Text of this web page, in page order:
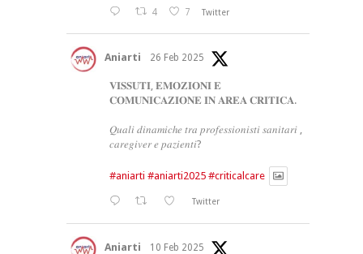
4 7 Twitter
Aniarti 26 Feb 2025
𝐕𝐈𝐒𝐒𝐔𝐓𝐈, 𝐄𝐌𝐎𝐙𝐈𝐎𝐍𝐈 𝐄
𝐂𝐎𝐌𝐔𝐍𝐈𝐂𝐀𝐙𝐈𝐎𝐍𝐄 𝐈𝐍 𝐀𝐑𝐄𝐀 𝐂𝐑𝐈𝐓𝐈𝐂𝐀.
𝑄𝑢𝑎𝑙𝑖 𝑑𝑖𝑛𝑎𝑚𝑖𝑐ℎ𝑒 𝑡𝑟𝑎 𝑝𝑟𝑜𝑓𝑒𝑠𝑠𝑖𝑜𝑛𝑖𝑠𝑡𝑖 𝑠𝑎𝑛𝑖𝑡𝑎𝑟𝑖 ,
𝑐𝑎𝑟𝑒𝑔𝑖𝑣𝑒𝑟 𝑒 𝑝𝑎𝑧𝑖𝑒𝑛𝑡𝑖?
#aniarti #aniarti2025 #criticalcare
Twitter
Aniarti 10 Feb 2025